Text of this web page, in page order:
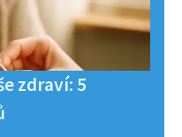
zdraví: 5